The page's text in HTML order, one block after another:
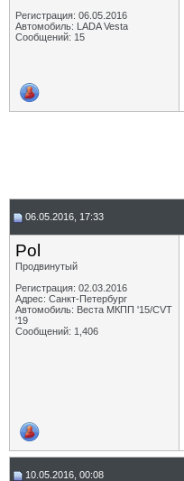
Регистрация: 06.05.2016
Автомобиль: LADA Vesta
Сообщений: 15
06.05.2016, 17:33
Pol
Продвинутый
Регистрация: 02.03.2016
Адрес: Санкт-Петербург
Автомобиль: Веста МКПП '15/CVT
'19
Сообщений: 1,406
10.05.2016, 00:08